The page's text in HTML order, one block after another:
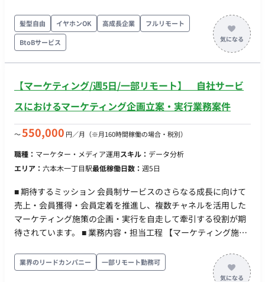
ゲット設計 ・投稿企画の立案 【動画コンテンツ企画】 ・
Instagram向け動画の企画 ・YouTube向け動画の企画 ・ショー
ト動画の構成案作成 ・月8本程度の動画企画立案 【ディレクシ
ョン】 ・撮影担当との連携 ・動画編集担当へのディレクション
善施策の立案 ・レポーティング ■働き方 ・稼働量：週1日 ・リ
モート稼働：フルリモート ・フレックス稼働：相談可能
髪型自由 イヤホンOK 高成長企業
フルリモート
BtoBサービス
【マーケティング/週5日/一部リモート】 自社サービ
スにおけるマーケティング企画立案・実行業務案件
〜550,000 円／月 （※月160時間稼働の場合・税別）
職種： マーケター・メディア運用スキル： データ分析
エリア： 六本木一丁目駅最低稼働日数： 週5日
■ 期待するミッション 会員制サービスのさらなる成長に向けて
売上・会員獲得・会員定着を推進し、複数チャネルを活用した
マーケティング施策の企画・実行を自走して牽引する役割が期
待されています。 ■ 業務内容・担当工程 【マーケティング施策
の企画・推進、および会員獲得から定着までを見据えたマーケ
ティング施策の企画・実行。 【集客施策の企画・改善・分析】
業界のリードカンパニー 一部リモート勤務可